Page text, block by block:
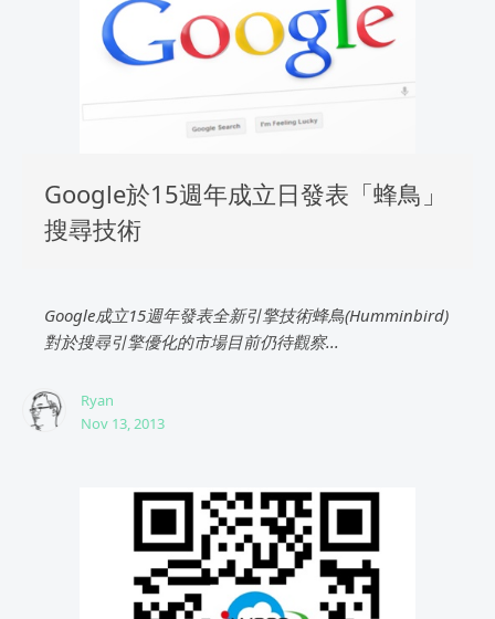
Google於15週年成立日發表「蜂鳥」
搜尋技術
Google成立15週年發表全新引擎技術蜂鳥(Humminbird)
對於搜尋引擎優化的市場目前仍待觀察...
Ryan
Nov 13, 2013